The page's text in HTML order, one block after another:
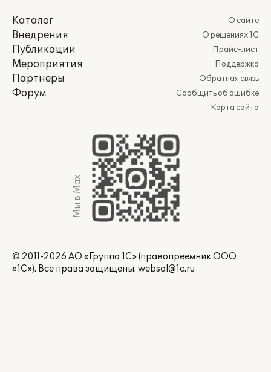
Каталог
Внедрения
Публикации
Мероприятия
Партнеры
Форум
О сайте
О решениях 1С
Прайс-лист
Поддержка
Обратная связь
Сообщить об ошибке
Карта сайта
Мы в Max
© 2011-2026 АО «Группа 1С» (правопреемник ООО
«1С»). Все права защищены. websol@1c.ru